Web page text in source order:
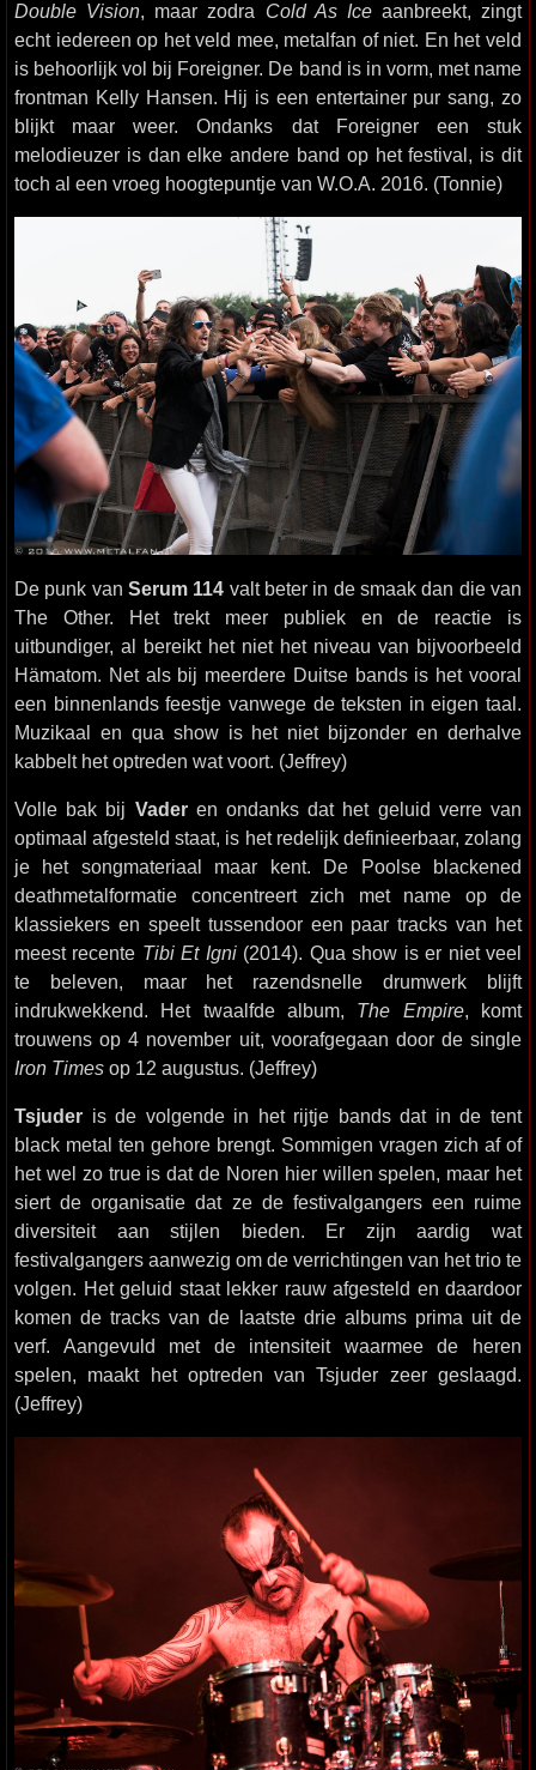
Double Vision, maar zodra Cold As Iceaanbreekt, zingt
echt iedereen op het veld mee, metalfan of niet. En het veld
is behoorlijk vol bij Foreigner. De band is in vorm, met name
frontman Kelly Hansen. Hij is een entertainer pur sang, zo
blijkt maar weer. Ondanks dat Foreigner een stuk
melodieuzer is dan elke andere band op het festival, is dit
toch al een vroeg hoogtepuntje van W.O.A. 2016. (Tonnie)
De punk van Serum 114 valt beter in de smaak dan die van
The Other. Het trekt meer publiek en de reactie is
uitbundiger, al bereikt het niet het niveau van bijvoorbeeld
Hämatom. Net als bij meerdere Duitse bands is het vooral
een binnenlands feestje vanwege de teksten in eigen taal.
Muzikaal en qua show is het niet bijzonder en derhalve
kabbelt het optreden wat voort. (Jeffrey)
Volle bak bij Vaderen ondanks dat het geluid verre van
optimaal afgesteld staat, is het redelijk definieerbaar, zolang
je het songmateriaal maar kent. De Poolse blackened
deathmetalformatie concentreert zich met name op de
klassiekers en speelt tussendoor een paar tracks van het
meest recente Tibi Et Igni(2014). Qua show is er niet veel
te beleven, maar het razendsnelle drumwerk blijft
indrukwekkend. Het twaalfde album, The Empire, komt
trouwens op 4 november uit, voorafgegaan door de single
Iron Times op 12 augustus. (Jeffrey)
Tsjuder is de volgende in het rijtje bands dat in de tent
black metal ten gehore brengt. Sommigen vragen zich af of
het wel zo true is dat de Noren hier willen spelen, maar het
siert de organisatie dat ze de festivalgangers een ruime
diversiteit aan stijlen bieden. Er zijn aardig wat
festivalgangers aanwezig om de verrichtingen van het trio te
volgen. Het geluid staat lekker rauw afgesteld en daardoor
komen de tracks van de laatste drie albums prima uit de
verf. Aangevuld met de intensiteit waarmee de heren
spelen, maakt het optreden van Tsjuder zeer geslaagd.
(Jeffrey)